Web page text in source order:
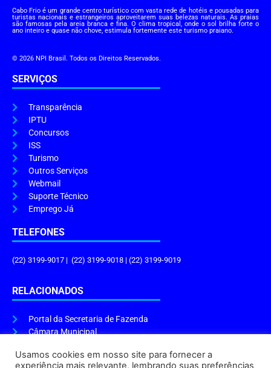
Cabo Frio é um grande centro turístico com vasta rede de hotéis e pousadas para
turistas nacionais e estrangeiros aproveitarem suas belezas naturais. As praias
são famosas pela areia branca e fina. O clima tropical, onde o sol brilha forte o
ano inteiro e quase não chove, estimula fortemente este turismo praiano.
© 2026 NPI Brasil. Todos os Direitos Reservados.
SERVIÇOS
Transparência
IPTU
Concursos
ISS
Turismo
Outros Serviços
Webmail
Suporte Técnico
Emprego Já
TELEFONES
(22) 3199-9017 | (22) 3199-9018 | (22) 3199-9019
RELACIONADOS
Portal da Secretaria de Fazenda
Câmara Municipal
Usamos cookies em nosso site para fornecer a
experiência mais relevante, lembrando suas preferências